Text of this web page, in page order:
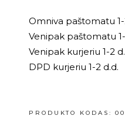
Omniva paštomatu 1-
Venipak paštomatu
Venipak kurjeriu 1-2
DPD kurjeriu 1-2 d.d.
PRODUKTO KODAS: